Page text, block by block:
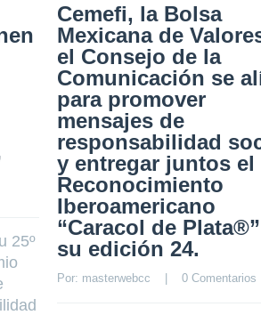
25º
Cemefi, la Bolsa
Mexicana de
el Consejo de la
Comunicación se
para promover
mensajes de
responsabilidad
y entregar juntos el
Reconocimiento
Iberoamericano
“Caracol de
su edición 24.
Por: masterwebcc
    |
0 Comentarios